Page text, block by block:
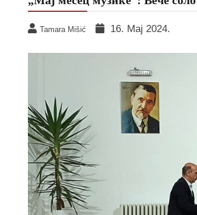
Tamara Mišić 16. Мај 2024.